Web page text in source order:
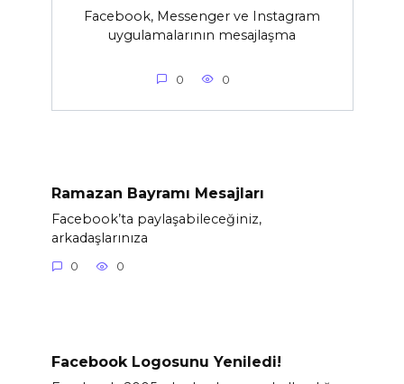
Facebook, Messenger ve Instagram
uygulamalarının mesajlaşma
0 0
Ramazan Bayramı Mesajları
Facebook’ta paylaşabileceğiniz,
arkadaşlarınıza
0 0
Facebook Logosunu Yeniledi!